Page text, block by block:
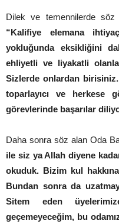
Dilek ve temennilerde söz
“Kalifiye elemana
yokluğunda eksikliğini
ehliyetli ve liyakatli
Sizlerde onlardan
toparlayıcı ve herkese
görevlerinde başarılar
Daha sonra söz alan Oda
ile siz ya Allah diyene
okuduk. Bizim kul
Bundan sonra da
Sitem eden
geçemeyeceğim, bu